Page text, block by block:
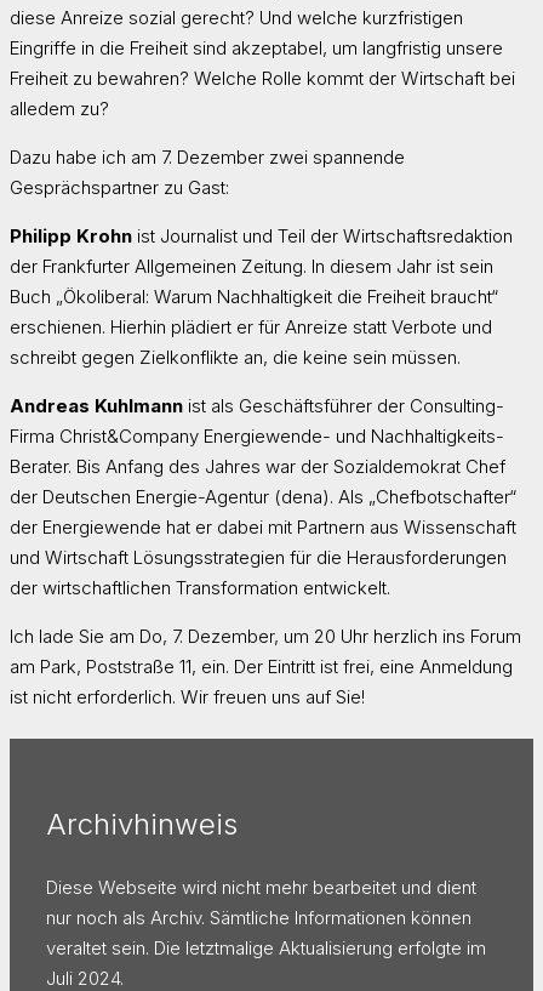
diese Anreize sozial gerecht? Und welche kurzfristigen
Eingriffe in die Freiheit sind akzeptabel, um langfristig unsere
Freiheit zu bewahren? Welche Rolle kommt der Wirtschaft bei
alledem zu?
Dazu habe ich am 7. Dezember zwei spannende
Gesprächspartner zu Gast:
Philipp Krohn ist Journalist und Teil der Wirtschaftsredaktion
der Frankfurter Allgemeinen Zeitung. In diesem Jahr ist sein
Buch „Ökoliberal: Warum Nachhaltigkeit die Freiheit braucht“
erschienen. Hierhin plädiert er für Anreize statt Verbote und
schreibt gegen Zielkonflikte an, die keine sein müssen.
Andreas Kuhlmann ist als Geschäftsführer der Consulting-
Firma Christ&Company Energiewende- und Nachhaltigkeits-
Berater. Bis Anfang des Jahres war der Sozialdemokrat Chef
der Deutschen Energie-Agentur (dena). Als „Chefbotschafter“
der Energiewende hat er dabei mit Partnern aus Wissenschaft
und Wirtschaft Lösungsstrategien für die Herausforderungen
der wirtschaftlichen Transformation entwickelt.
Ich lade Sie am Do, 7. Dezember, um 20 Uhr herzlich ins Forum
am Park, Poststraße 11, ein. Der Eintritt ist frei, eine Anmeldung
ist nicht erforderlich. Wir freuen uns auf Sie!
Archivhinweis
Diese Webseite wird nicht mehr bearbeitet und dient
nur noch als Archiv. Sämtliche Informationen können
veraltet sein. Die letztmalige Aktualisierung erfolgte im
Juli 2024.